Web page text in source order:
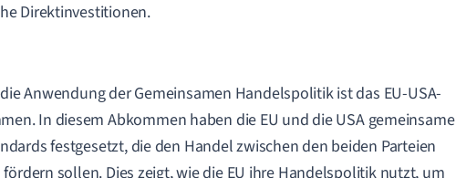
Direktinvestitionen.
Anwendung der Gemeinsamen Handelspolitik ist das EU-USA-
In diesem Abkommen haben die EU und die USA gemeinsame
festgesetzt, die den Handel zwischen den beiden Parteien
sollen. Dies zeigt, wie die EU ihre Handelspolitik nutzt, um